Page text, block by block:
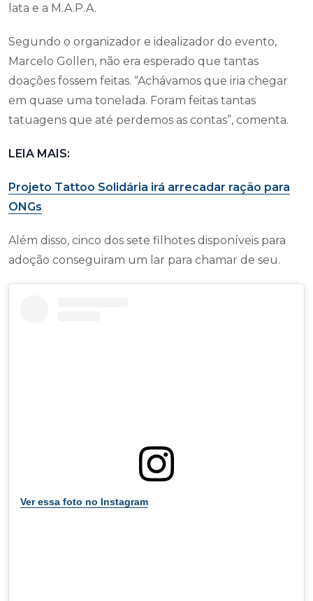
lata e a M.A.P.A.
Segundo o organizador e idealizador do evento,
Marcelo Gollen, não era esperado que tantas
doações fossem feitas. “Achávamos que iria chegar
em quase uma tonelada. Foram feitas tantas
tatuagens que até perdemos as contas”, comenta.
LEIA MAIS:
Projeto Tattoo Solidária irá arrecadar ração para
ONGs
Além disso, cinco dos sete filhotes disponíveis para
adoção conseguiram um lar para chamar de seu.
Ver essa foto no Instagram